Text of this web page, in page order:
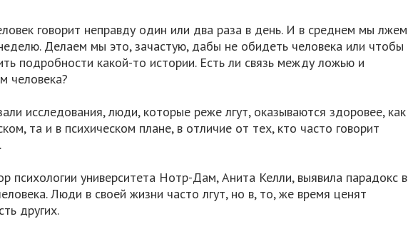
говорит неправду один или два раза в день. И в среднем мы лжем
Делаем мы это, зачастую, дабы не обидеть человека или чтобы
подробности какой-то истории. Есть ли связь между ложью и
человека?
исследования, люди, которые реже лгут, оказываются здоровее, как
та и в психическом плане, в отличие от тех, кто часто говорит
психологии университета Нотр-Дам, Анита Келли, выявила парадокс в
Люди в своей жизни часто лгут, но в, то, же время ценят
других.